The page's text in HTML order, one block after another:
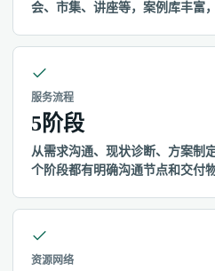
会、市集、讲座等，案例库丰富
服务流程
5阶段
从需求沟通、现状诊断、方案制
个阶段都有明确沟通节点和交付
资源网络